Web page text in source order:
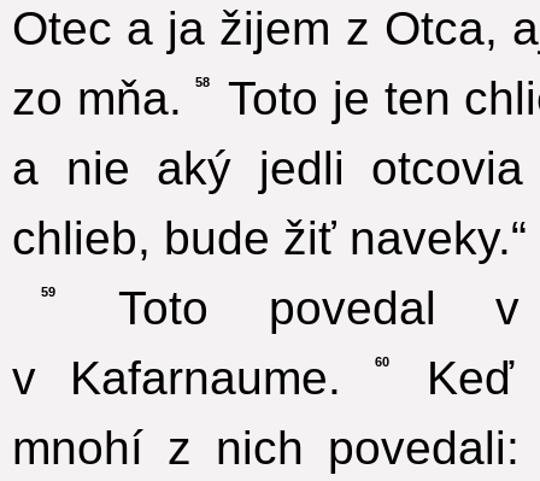
Otec a ja žijem z Otca,
zo mňa.
58
Toto je ten
a nie aký jedli
chlieb, bude žiť naveky.“
59
Toto povedal v
v Kafarnaume.
60
Keď
mnohí z nich